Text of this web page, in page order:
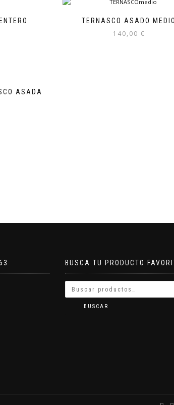
TERNASCO ASADO MEDIO
140,00 €
ASADA
BUSCA TU PRODUCTO
BUSCAR